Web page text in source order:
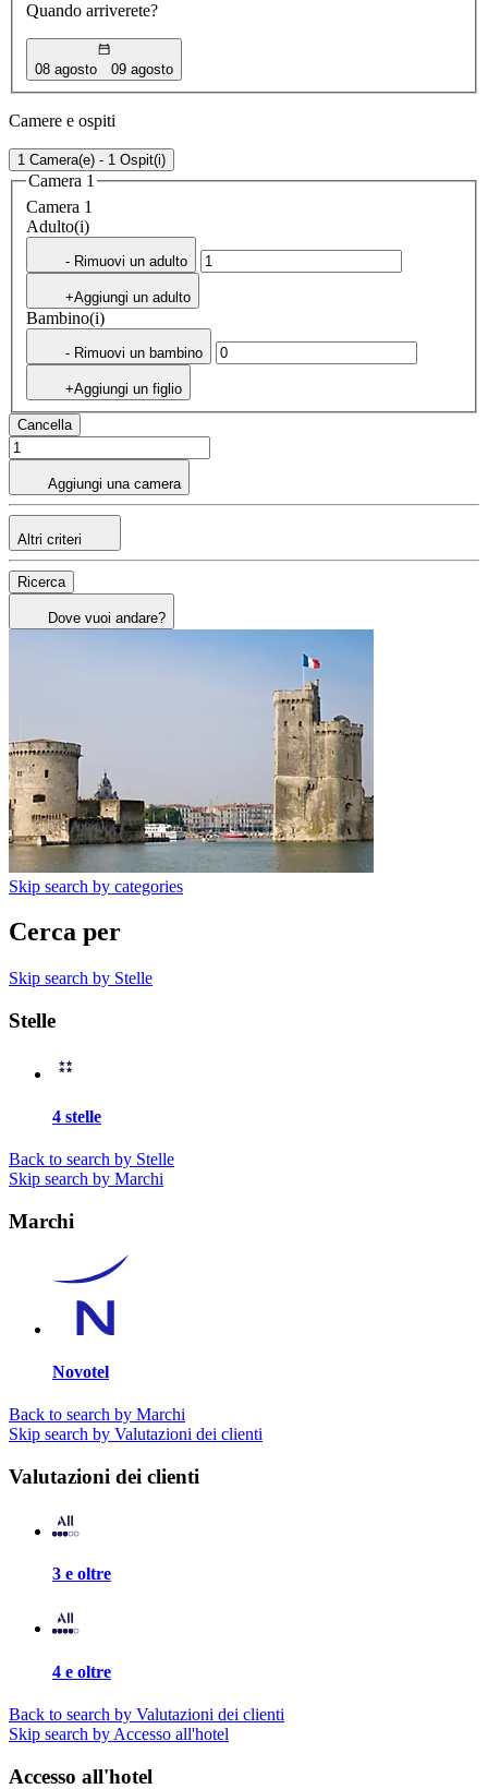
Quando arriverete?
08 agosto 09 agosto
Camere e ospiti
1 Camera(e) - 1 Ospit(i)
Camera 1
Camera 1
Adulto(i)
- Rimuovi un adulto
+Aggiungi un adulto
Bambino(i)
- Rimuovi un bambino
+Aggiungi un figlio
Cancella
Aggiungi una camera
Altri criteri
Ricerca
Dove vuoi andare?
Skip search by categories
Cerca per
Skip search by Stelle
Stelle
4 stelle
Back to search by Stelle
Skip search by Marchi
Marchi
Novotel
Back to search by Marchi
Skip search by Valutazioni dei clienti
Valutazioni dei clienti
3 e oltre
4 e oltre
Back to search by Valutazioni dei clienti
Skip search by Accesso all'hotel
Accesso all'hotel